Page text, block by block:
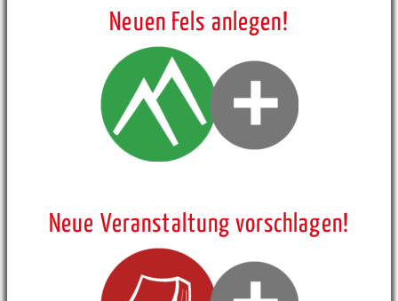
Neuen Fels anlegen!
Neue Veranstaltung vorschlagen!